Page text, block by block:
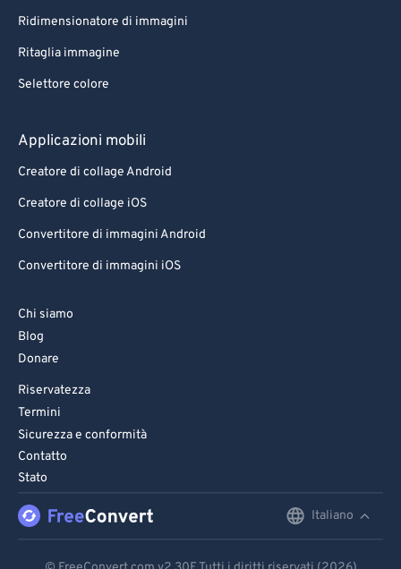
Ridimensionatore di immagini
Ritaglia immagine
Selettore colore
Applicazioni mobili
Creatore di collage Android
Creatore di collage iOS
Convertitore di immagini Android
Convertitore di immagini iOS
Chi siamo
Blog
Donare
Riservatezza
Termini
Sicurezza e conformità
Contatto
Stato
Italiano